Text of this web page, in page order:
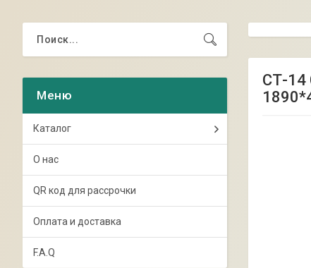
СТ-14
Каталог
О нас
QR код для рассрочки
Оплата и доставка
F.A.Q